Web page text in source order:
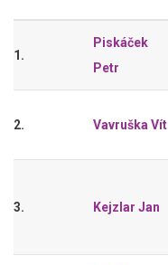
1.
Piskáček
Petr
2. Vavruška Vít
3. Kejzlar Jan